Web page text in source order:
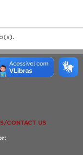
CONTACT US